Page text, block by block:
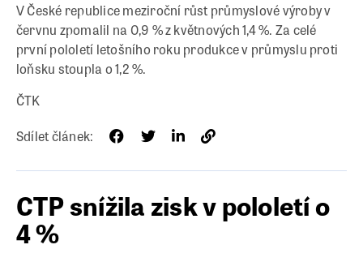
V České republice meziroční růst průmyslové výroby v
červnu zpomalil na 0,9 % z květnových 1,4 %. Za celé
první pololetí letošního roku produkce v průmyslu proti
loňsku stoupla o 1,2 %.
ČTK
Sdílet článek:
CTP snížila zisk v pololetí o
4 %